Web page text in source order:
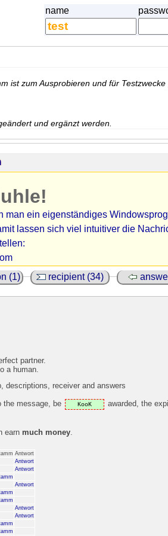
name
ist zum Ausprobieren und für
und ergänzt werden.
man ein eigenständiges
lassen sich viel intuitiver die
(1) recipient (34)
partner.
a human.
descriptions, receiver and answers
the message, be
KooK
awarded, the
earn much money.
Antwort
Antwort
Antwort
Antwort
Antwort
Antwort